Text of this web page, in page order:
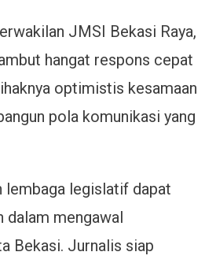
JMSI Bekasi Raya,
hangat respons cepat
optimistis kesamaan
pola komunikasi yang
lembaga legislatif dapat
dalam mengawal
Bekasi. Jurnalis siap